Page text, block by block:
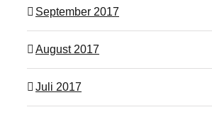
September 2017
August 2017
Juli 2017